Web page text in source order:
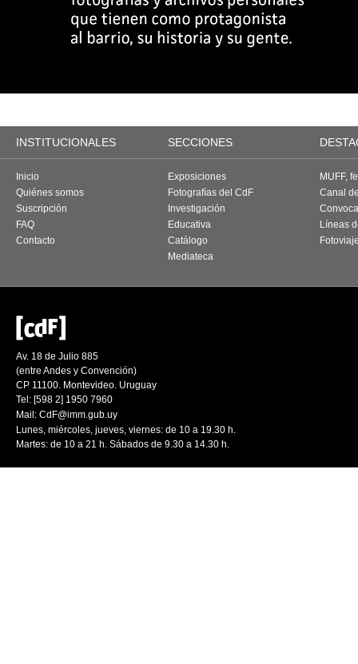
INSTITUCIONALES SECCIONES
Inicio
Quiénes somos
Suscripción
FAQ
Contacto
Exposiciones
Fotografías del CdF
Investigación
Educativa
Catálogo
Mediateca
MUFF,
Canal
Líneas
Av. 18 de Julio 885
(entre Andes y Convención)
CP 11100. Montevideo. Uruguay
Tel: [598 2] 1950 7960
Mail: CdF@imm.gub.uy
Lunes, miércoles, jueves, viernes: de 10 a 19.30 h.
Martes: de 10 a 21 h. Sábados de 9.30 a 14.30 h.